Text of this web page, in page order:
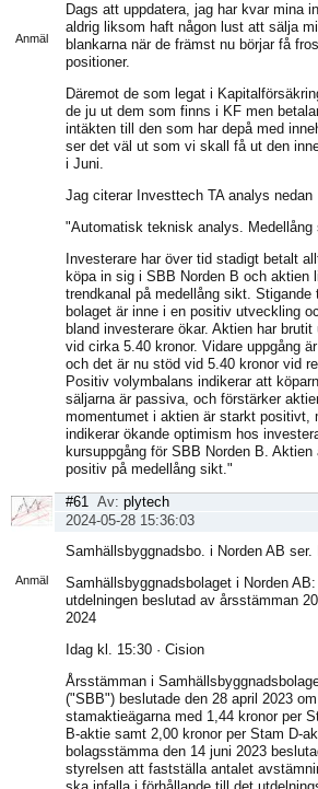
Anmäl
Dags att uppdatera, jag har kvar mina
aldrig liksom haft någon lust att sälja
blankarna när de främst nu börjar få
positioner.
Däremot de som legat i
de ju ut dem som finns i KF men
intäkten till den som har depå med
ser det väl ut som vi skall få ut den
i Juni.
Jag citerar Investtech TA analys nedan
"Automatisk teknisk analys. Medellång
Investerare har över tid stadigt betalt
köpa in sig i SBB Norden B och aktien
trendkanal på medellång sikt. Stigande
bolaget är inne i en positiv utveckling
bland investerare ökar. Aktien har
vid cirka 5.40 kronor. Vidare uppgång
och det är nu stöd vid 5.40 kronor vid
Positiv volymbalans indikerar att
säljarna är passiva, och förstärker
momentumet i aktien är starkt positivt,
indikerar ökande optimism hos
kursuppgång för SBB Norden B.
positiv på medellång sikt."
Anmäl
#61 Av: plytech
2024-05-28 15:36:03
Samhällsbyggnadsbo. i Norden AB
Samhällsbyggnadsbolaget i Norden
utdelningen beslutad av årsstämman
2024
Idag kl. 15:30 · Cision
Årsstämman i
("SBB") beslutade den 28 april 2023 om
stamaktieägarna med 1,44 kronor per
B-aktie samt 2,00 kronor per Stam D-
bolagsstämma den 14 juni 2023
styrelsen att fastställa antalet